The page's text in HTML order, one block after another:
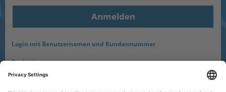
Anmelden
Login mit Benutzernamen und Kundennummer
Registrieren
Benutzername oder Passwort vergessen / Benutzer entsperren?